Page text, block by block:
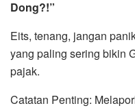
Dong?!”
Eits, tenang, jangan
yang paling sering bikin
pajak.
Catatan Penting: